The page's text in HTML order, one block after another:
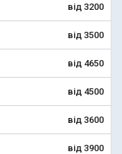
від 3200
від 3500
від 4650
від 4500
від 3600
від 3900